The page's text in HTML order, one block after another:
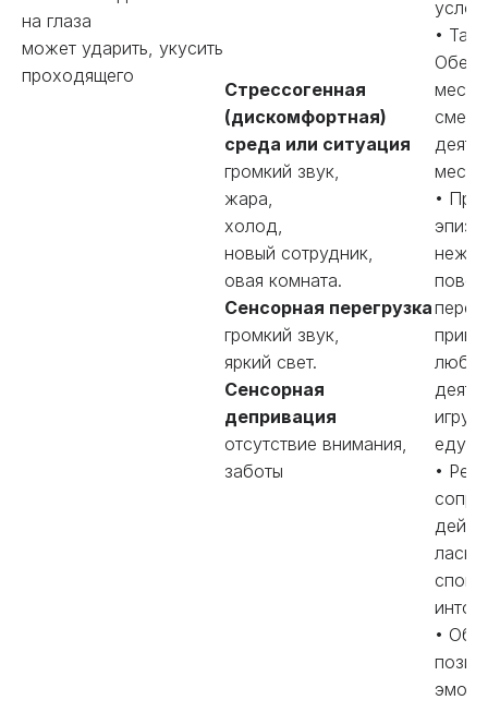
на глаза
может ударить, укусить
проходящего
Стрессогенная
(дискомфортная)
среда или ситуация
громкий звук,
жара,
холод,
новый сотрудник,
овая комната.
Сенсорная перегрузка
громкий звук,
яркий свет.
Сенсорная
депривация
отсутствие внимания,
заботы
•
смены
•
еду.
•
•